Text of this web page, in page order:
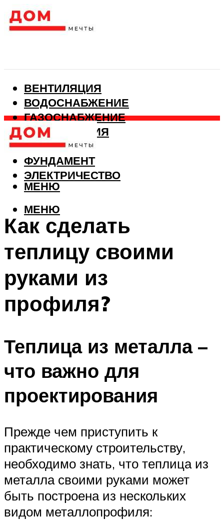
ВЕНТИЛЯЦИЯ
ВОДОСНАБЖЕНИЕ
ГАЗОСНАБЖЕНИЕ
КАНАЛИЗАЦИЯ
ОТОПЛЕНИЕ
ФУНДАМЕНТ
ЭЛЕКТРИЧЕСТВО
МЕНЮ
МЕНЮ
Как сделать
теплицу своими
руками из
профиля?
Теплица из металла –
что важно для
проектирования
Прежде чем приступить к
практическому строительству,
необходимо знать, что теплица из
металла своими руками может
быть построена из нескольких
видом металлопрофиля: